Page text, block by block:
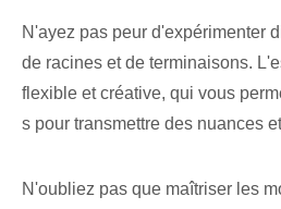
N'ayez pas peur d'expérimenter
de racines et de terminaisons.
flexible et créative, qui vous
s pour transmettre des nuances
N'oubliez pas que maîtriser les